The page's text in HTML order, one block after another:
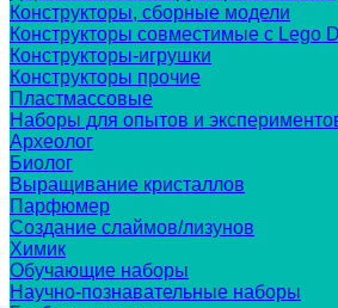
Конструкторы, сборные модели
Конструкторы совместимые с Lego
Конструкторы-игрушки
Конструкторы прочие
Пластмассовые
Наборы для опытов и
Археолог
Биолог
Выращивание кристаллов
Парфюмер
Создание слаймов/лизунов
Химик
Обучающие наборы
Научно-познавательные наборы